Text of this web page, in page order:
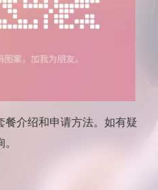
餐介绍和申请方法。如有疑